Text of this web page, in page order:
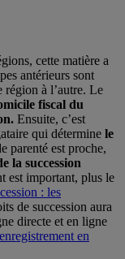
cette matière a
antérieurs sont
région à l’autre. Le
fiscal du
Ensuite, c’est
qui détermine le
parenté est proche,
la succession
est important, plus le
: les
de succession aura
directe et en ligne
en